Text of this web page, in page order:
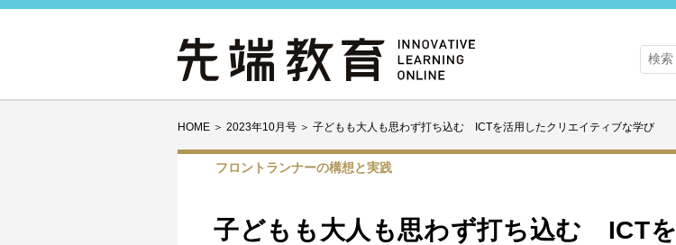
HOME ＞ 2023年10月号 ＞ 子どもも大人も思わず打ち込む ICTを活用したクリエイティブな学び
フロントランナーの構想と実践
子どもも大人も思わず打ち込む ICTを